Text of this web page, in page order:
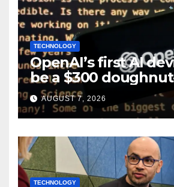
TECHNOLOGY
OpenAI’s first AI
be a $300
smart speaker:
AUGUST 7, 2026
TECHNOLOGY